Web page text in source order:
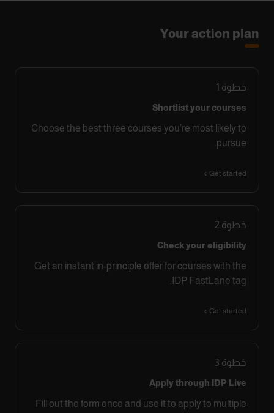
Your action plan
خطوة 1
Shortlist your courses
Choose the best three courses you’re most likely to
pursue.
Get started
خطوة 2
Check your eligibility
Get an instant in-principle offer for courses with the
IDP FastLane tag.
Get started
خطوة 3
Apply through IDP Live
Fill out the form once and use it to apply to multiple